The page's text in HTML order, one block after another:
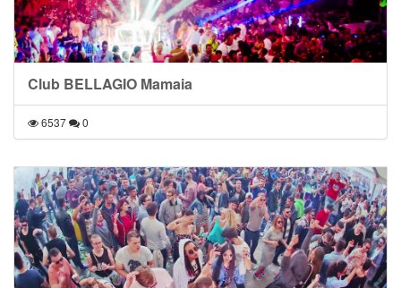
Club BELLAGIO Mamaia
6537 0